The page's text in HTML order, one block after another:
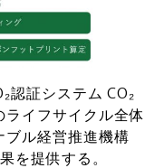
認証システム CO₂
イフサイクル全体
ブル経営推進機構
を提供する。